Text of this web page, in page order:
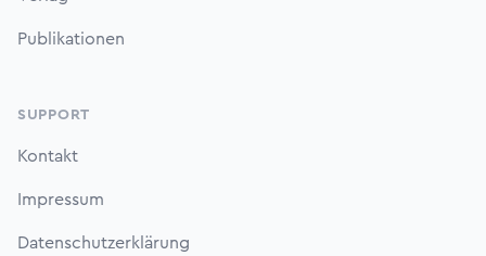
Publikationen
SUPPORT
Kontakt
Impressum
Datenschutzerklärung